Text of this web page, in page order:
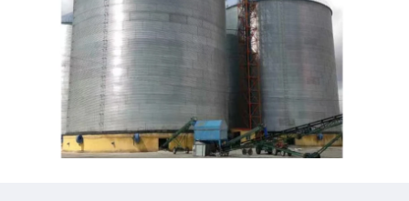
行业资讯
案例展示
联系我们